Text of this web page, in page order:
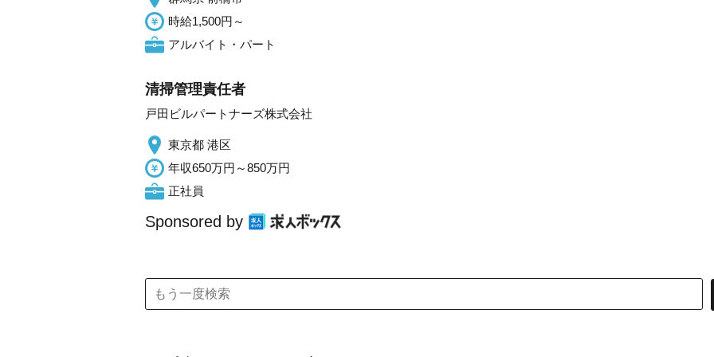
時給1,500円～
アルバイト・パート
清掃管理責任者
戸田ビルパートナーズ株式会社
東京都 港区
年収650万円～850万円
正社員
Sponsored by